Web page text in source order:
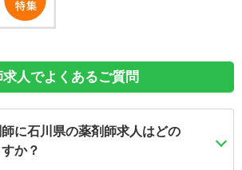
人でよくあるご質問
に石川県の薬剤師求人はどの
か？